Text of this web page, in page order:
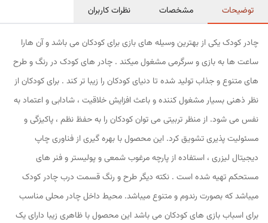
توضیحات مشخصات نظرات کاربران
چادر کودک یکی از بهترین وسیله های بازی برای کودکان می باشد و آن هارا
ساعت ها به بازی و سرگرمی مشغول میکند . چادر های کودک در رنگ و طرح
های متنوع و جذاب تولید شده تا دنیای کودکان را زیبا تر کند . برای کودکان از
نظر ذهنی بسیار مشغول کننده و باعث افزایش خلاقیت ، شادابی و اعتماد به
نفس می شود. از منظر تربیتی می توان کودکان را به حفظ نظم ، پاکیزگی و
مسئولیت پذیری تشویق کرد. این محصول با بهره گیری از فناوری چاپ
دیجیتال لیزری ، استفاده از پارچه مرغوب شمعی و پولیستر و فنر های
مستحکم تهیه شده است . نکته دیگر طرح و رنگ قسمت درب چادر کودک
میباشد که بصورت رندوم و متنوع میباشد. محیط داخل چادر محلی مناسب
برای اسباب بازی های کودکان می باشد این محصول با ظاهری زیبا دارای یک